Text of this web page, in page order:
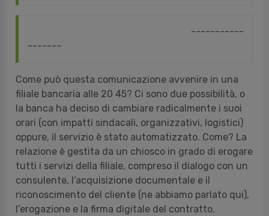
-----------
-------
Come può questa comunicazione avvenire in una
filiale bancaria alle 20 45? Ci sono due possibilità, o
la banca ha deciso di cambiare radicalmente i suoi
orari (con impatti sindacali, organizzativi, logistici)
oppure, il servizio è stato automatizzato. Come? La
relazione è gestita da un chiosco in grado di erogare
tutti i servizi della filiale, compreso il dialogo con un
consulente, l’acquisizione documentale e il
riconoscimento del cliente (ne abbiamo parlato qui),
l’erogazione e la firma digitale del contratto.